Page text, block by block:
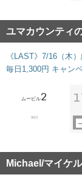
ユマカウンティ
《LAST》7/16（木
毎日1,300円 キャン
ムービル2
90分
Michael/マイケ